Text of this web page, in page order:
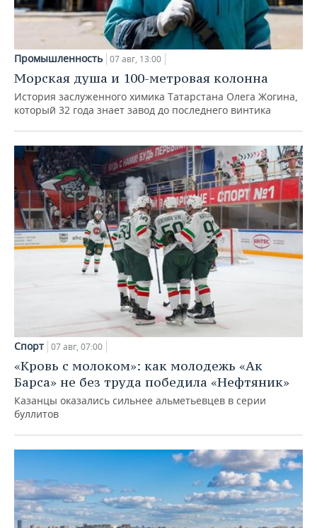
Промышленность 07 авг, 13:00
Морская душа и 100-метровая колонна
История заслуженного химика Татарстана Олега Жогина,
который 32 года знает завод до последнего винтика
Спорт 07 авг, 07:00
«Кровь с молоком»: как молодежь «Ак
Барса» не без труда победила «Нефтяник»
Казанцы оказались сильнее альметьевцев в серии
буллитов